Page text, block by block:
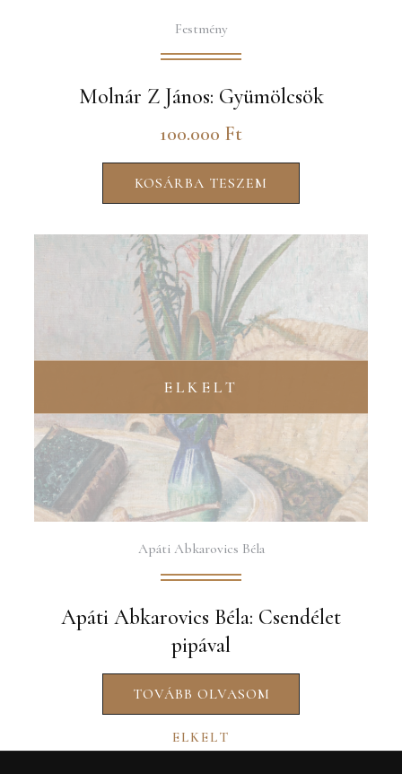
Festmény
Molnár Z János: Gyümölcsök
100.000 Ft
KOSÁRBA TESZEM
ELKELT
Apáti Abkarovics Béla
Apáti Abkarovics Béla: Csendélet
pipával
TOVÁBB OLVASOM